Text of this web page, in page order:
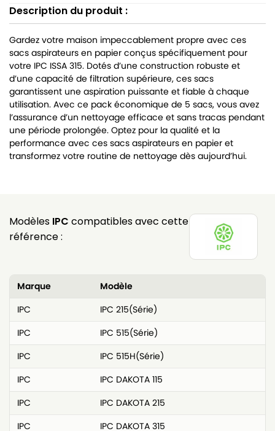
Description du produit :
Gardez votre maison impeccablement propre avec ces
sacs aspirateurs en papier conçus spécifiquement pour
votre IPC ISSA 315. Dotés d’une construction robuste et
d’une capacité de filtration supérieure, ces sacs
garantissent une aspiration puissante et fiable à chaque
utilisation. Avec ce pack économique de 5 sacs, vous avez
l’assurance d’un nettoyage efficace et sans tracas pendant
une période prolongée. Optez pour la qualité et la
performance avec ces sacs aspirateurs en papier et
transformez votre routine de nettoyage dès aujourd’hui.
Modèles IPC compatibles avec cette
référence :
Marque
Modèle
IPC
IPC 215(Série)
IPC
IPC 515(Série)
IPC
IPC 515H(Série)
IPC
IPC DAKOTA 115
IPC
IPC DAKOTA 215
IPC
IPC DAKOTA 315